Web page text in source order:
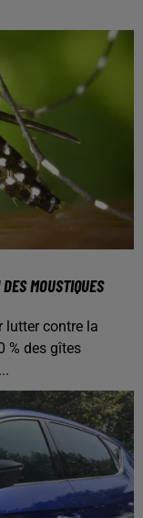
MOUSTIQUES
lutter contre la
% des gîtes